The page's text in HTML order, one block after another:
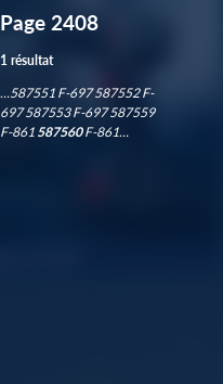
Page 2408
1 résultat
…587551 F-697 587552 F-
697 587553 F-697 587559
F-861 587560F-861…